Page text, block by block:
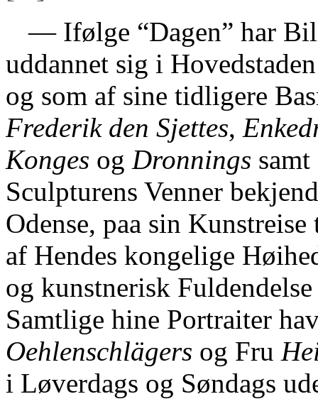
— Ifølge “Dagen” har
uddannet sig i
og som af sine tidligere
Frederik den Sjettes,
Konges og Dronnings samt
Sculpturens Venner
Odense, paa sin
af Hendes kongelige
og kunstnerisk
Samtlige hine Portraiter
Oehlenschlägers og Fru
i Løverdags og Søndags